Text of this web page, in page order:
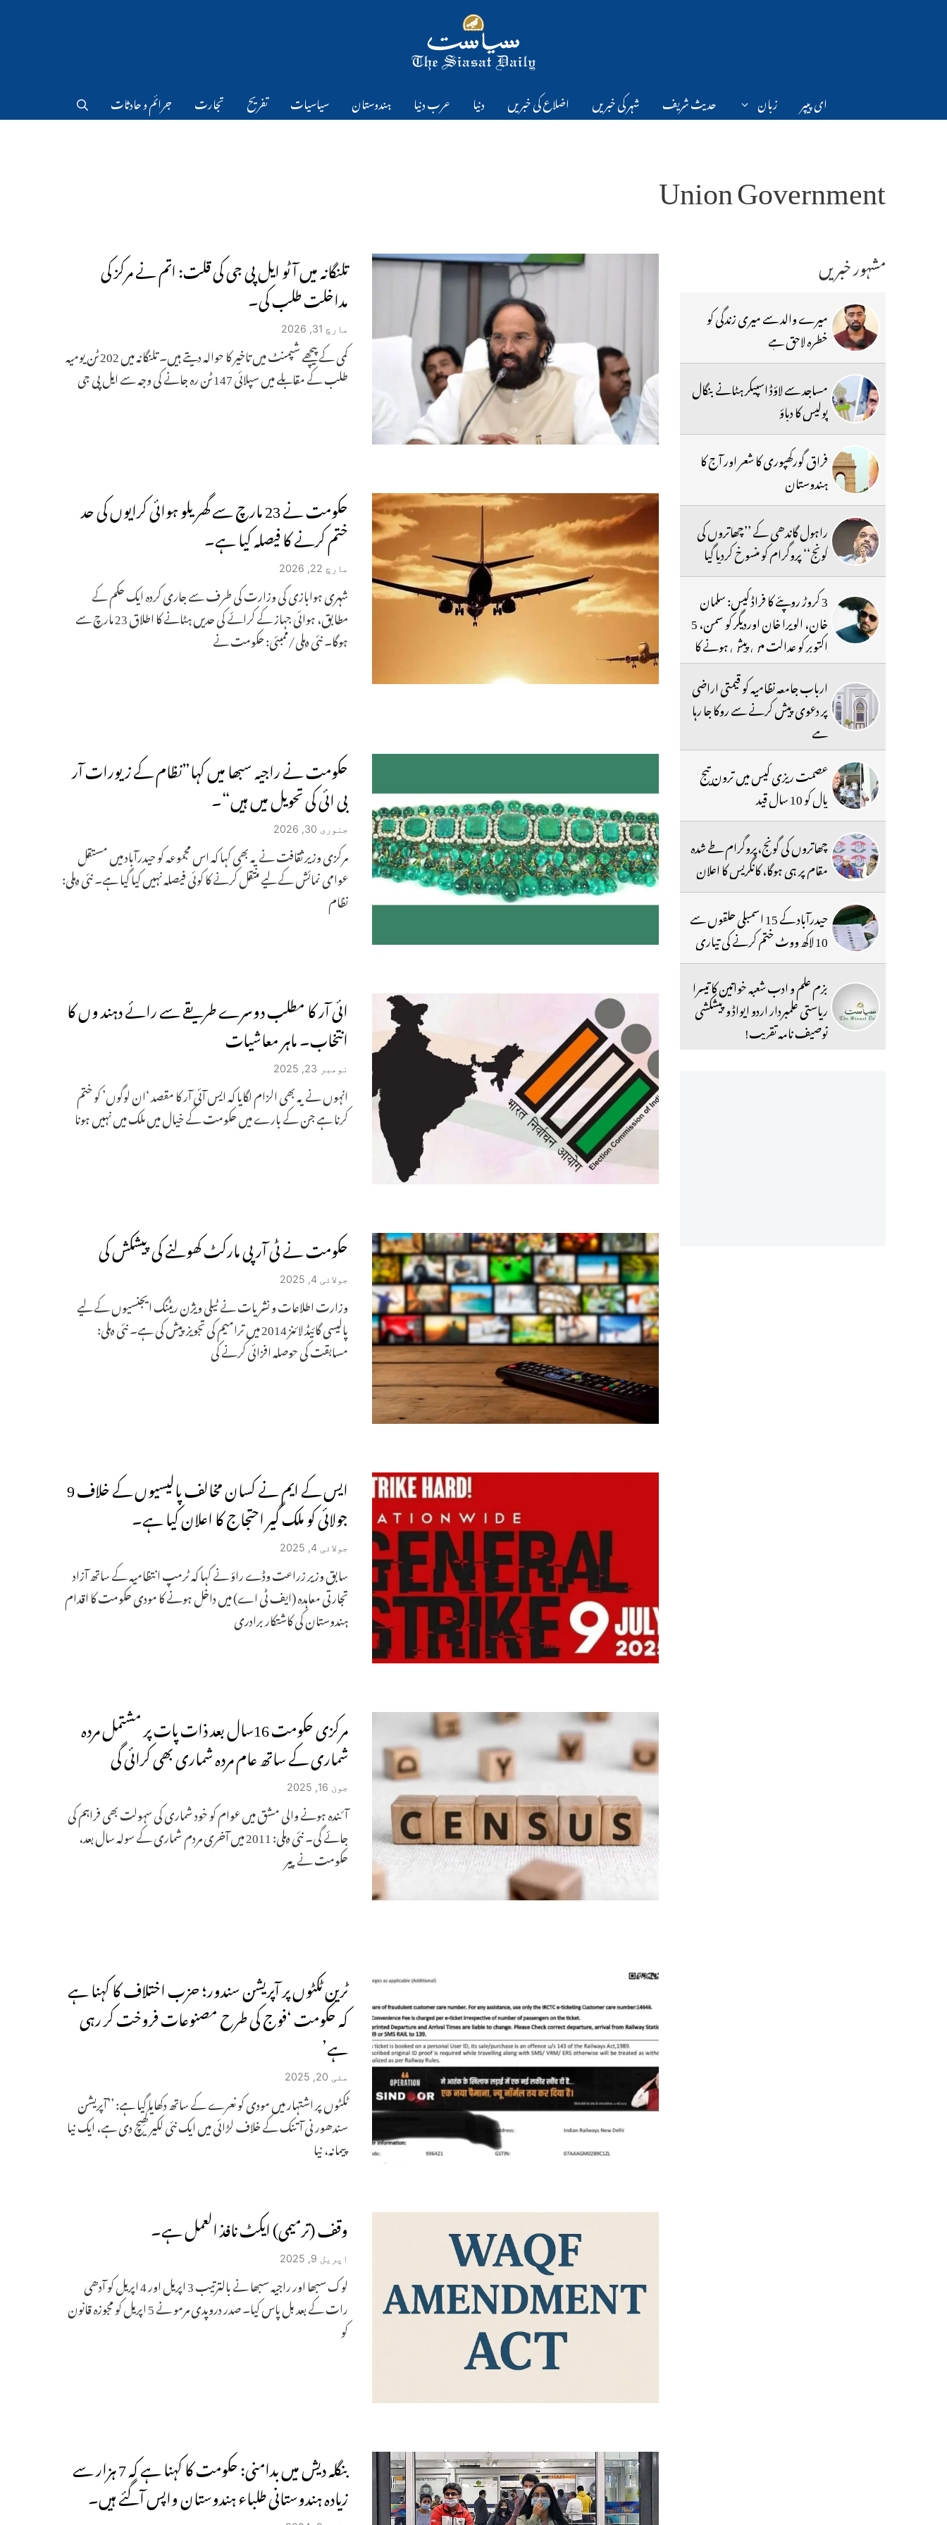
ای پیپر زبان حدیث شریف شہر کی خبریں اضلاع کی خبریں دنیا عرب دنیا ہندوستان سیاسیات تفریح تجارت جرائم و حادثات
Union Government
تلنگانہ میں آٹو ایل پی جی کی قلت: اتم نے مرکز کی
مداخلت طلب کی۔
مارچ 31, 2026
کمی کے پیچھے شپمنٹ میں تاخیر کا حوالہ دیتے ہیں۔ تلنگانہ میں 202 ٹن یومیہ
طلب کے مقابلے میں سپلائی 147 ٹن رہ جانے کی وجہ سے ایل پی جی
حکومت نے 23 مارچ سے گھریلو ہوائی کرایوں کی حد
ختم کرنے کا فیصلہ کیا ہے۔
مارچ 22, 2026
شہری ہوابازی کی وزارت کی طرف سے جاری کردہ ایک حکم کے
مطابق، ہوائی جہاز کے کرائے کی حدیں ہٹانے کا اطلاق 23 مارچ سے
ہوگا۔ نئی دہلی/ممبئی: حکومت نے
حکومت نے راجیہ سبھا میں کہا”نظام کے زیورات آر
بی ائی کی تحویل میں ہیں“۔
جنوری 30, 2026
مرکزی وزیر ثقافت نے یہ بھی کہا کہ اس مجموعہ کو حیدرآباد میں مستقل
عوامی نمائش کے لیے منتقل کرنے کا کوئی فیصلہ نہیں کیا گیا ہے۔ نئی دہلی:
نظام
ائی آر کا مطلب دوسرے طریقے سے رائے دہند وں کا
انتخاب۔ ماہر معاشیات
نومبر 23, 2025
انہوں نے یہ بھی الزام لگایا کہ ایس آئی آر کا مقصد ‘ان لوگوں’ کو ختم
کرنا ہے جن کے بارے میں حکومت کے خیال میں ملک میں نہیں ہونا
حکومت نے ٹی آر پی مارکٹ کھولنے کی پیشکش کی
جولائی 4, 2025
وزارت اطلاعات و نشریات نے ٹیلی ویژن ریٹنگ ایجنسیوں کے لیے
پالیسی گائیڈ لائنز 2014 میں ترامیم کی تجویز پیش کی ہے۔ نئی دہلی:
مسابقت کی حوصلہ افزائی کرنے کی
ایس کے ایم نے کسان مخالف پالیسیوں کے خلاف 9
جولائی کو ملک گیر احتجاج کا اعلان کیا ہے۔
جولائی 4, 2025
سابق وزیر زراعت وڈے راؤ نے کہا کہ ٹرمپ انتظامیہ کے ساتھ آزاد
تجارتی معاہدہ (ایف ٹی اے) میں داخل ہونے کا مودی حکومت کا اقدام
ہندوستان کی کاشتکار برادری
مرکزی حکومت 16سال بعد ذات پات پر مشتمل مردہ
شماری کے ساتھ عام مردہ شماری بھی کرائی گی
جون 16, 2025
آئندہ ہونے والی مشق میں عوام کو خود شماری کی سہولت بھی فراہم کی
جائے گی۔ نئی دہلی: 2011 میں آخری مردم شماری کے سولہ سال بعد،
حکومت نے پیر
ٹرین ٹکٹوں پر آپریشن سندور؛ حزب اختلاف کا کہنا ہے
کہ حکومت ‘فوج کی طرح مصنوعات فروخت کر رہی
ہے’
مئی 20, 2025
ٹکٹوں پر اشتہار میں مودی کو نعرے کے ساتھ دکھایا گیا ہے: ’’آپریشن
سندھور نی آتنک کے خلاف لڑائی میں ایک نئی لکیر کھِیچ دی ہے، ایک نیا
پیمانہ، نیا
وقف (ترمیمی) ایکٹ نافذ العمل ہے۔
اپریل 9, 2025
لوک سبھا اور راجیہ سبھا نے بالترتیب 3 اپریل اور 4 اپریل کو آدھی
رات کے بعد بل پاس کیا۔ صدر دروپدی مرمو نے 5 اپریل کو مجوزہ قانون
کو
بنگلہ دیش میں بدامنی: حکومت کا کہنا ہے کہ 7 ہزار سے
زیادہ ہندوستانی طلباء ہندوستان واپس آگئے ہیں۔
مشہور خبریں
میرے والد سے میری زندگی کو
خطرہ لاحق ہے
مساجد سے لاؤڈ اسپیکر ہٹانے بنگال
پولیس کا دباؤ
فراق گورکھپوری کا شعر اور آج کا
ہندوستان
راہول گاندھی کے ’’چھاتروں کی
گونج‘‘ پروگرام کو منسوخ کردیا گیا
3 کروڑ روپئے کا فراڈ کیس: سلمان
خان، الویرا خان اوردیگر کو سمن، 5
اکتوبر کو عدالت میں پیش ہونے کا
حکم
ارباب جامعہ نظامیہ کو قیمتی اراضی
پر دعوی پیش کرنے سے روکا جا رہا
ہے
عصمت ریزی کیس میں ترون تیج
پال کو 10 سال قید
چھاتروں کی گونج،پروگرام طے شدہ
مقام پر ہی ہوگا، کانگریس کا اعلان
حیدرآباد کے 15 اسمبلی حلقوں سے
10 لاکھ ووٹ ختم کرنے کی تیاری
بزم علم و ادب شعبہ خواتین کا تیسرا
ریاستی علمبردار اردو ایواڈ و پیشکشی
توصیف نامہ تقریب!